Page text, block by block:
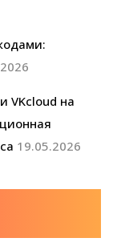
VKcloud на
19.05.2026